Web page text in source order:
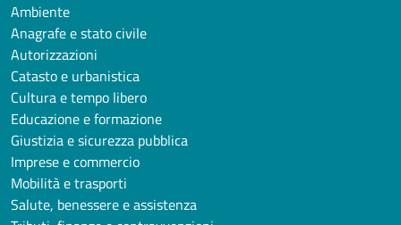
Ambiente
Anagrafe e stato civile
Autorizzazioni
Catasto e urbanistica
Cultura e tempo libero
Educazione e formazione
Giustizia e sicurezza pubblica
Imprese e commercio
Mobilità e trasporti
Salute, benessere e assistenza